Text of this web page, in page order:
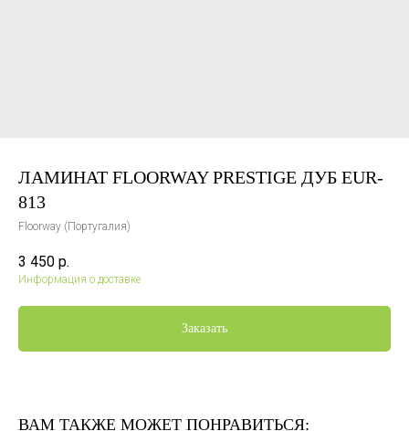
ЛАМИНАТ FLOORWAY PRESTIGE ДУБ EUR-
813
Floorway (Португалия)
3 450 р.
Информация о доставке
Заказать
ВАМ ТАКЖЕ МОЖЕТ ПОНРАВИТЬСЯ: